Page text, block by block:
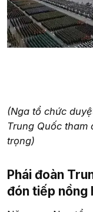
(Nga tổ chức
Trung Quốc tham
trọng)
Phái đoàn
đón tiếp nồng